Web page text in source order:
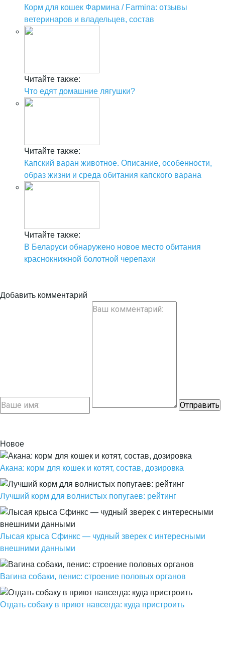
Корм для кошек Фармина / Farmina: отзывы
ветеринаров и владельцев, состав
Читайте также:
Что едят домашние лягушки?
Читайте также:
Капский варан животное. Описание, особенности,
образ жизни и среда обитания капского варана
Читайте также:
В Беларуси обнаружено новое место обитания
краснокнижной болотной черепахи
Добавить комментарий
Новое
Акана: корм для кошек и котят, состав, дозировка
Лучший корм для волнистых попугаев: рейтинг
Лысая крыса Сфинкс — чудный зверек с интересными
внешними данными
Вагина собаки, пенис: строение половых органов
Отдать собаку в приют навсегда: куда пристроить